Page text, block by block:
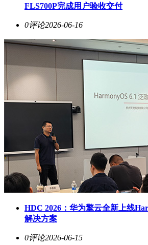
FLS700P完成用户验收交付
0评论2026-06-16
HDC 2026：华为擎云全新上线
解决方案
0评论2026-06-15